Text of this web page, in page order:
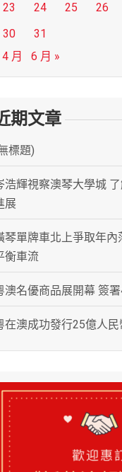
23
24 25 26
30
31
月
6 月 »
期文章
標題)
浩輝視察澳琴大學城
展
琴單牌車北上爭取年內
衡車流
澳名優商品展開幕 簽
在澳成功發行25億人